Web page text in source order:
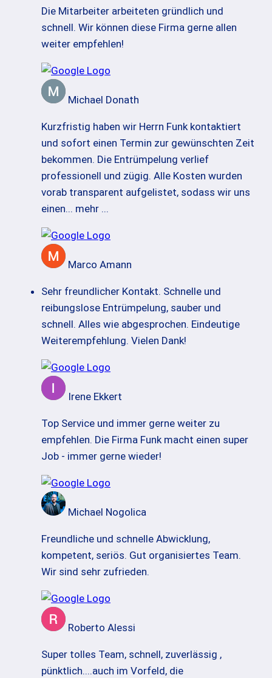
Die Mitarbeiter arbeiteten gründlich und
schnell. Wir können diese Firma gerne allen
weiter empfehlen!
Michael Donath
Kurzfristig haben wir Herrn Funk kontaktiert
und sofort einen Termin zur gewünschten Zeit
bekommen. Die Entrümpelung verlief
professionell und zügig. Alle Kosten wurden
vorab transparent aufgelistet, sodass wir uns
einen... mehr ...
Marco Amann
Sehr freundlicher Kontakt. Schnelle und
reibungslose Entrümpelung, sauber und
schnell. Alles wie abgesprochen. Eindeutige
Weiterempfehlung. Vielen Dank!
Irene Ekkert
Top Service und immer gerne weiter zu
empfehlen. Die Firma Funk macht einen super
Job - immer gerne wieder!
Michael Nogolica
Freundliche und schnelle Abwicklung,
kompetent, seriös. Gut organisiertes Team.
Wir sind sehr zufrieden.
Roberto Alessi
Super tolles Team, schnell, zuverlässig ,
pünktlich....auch im Vorfeld, die